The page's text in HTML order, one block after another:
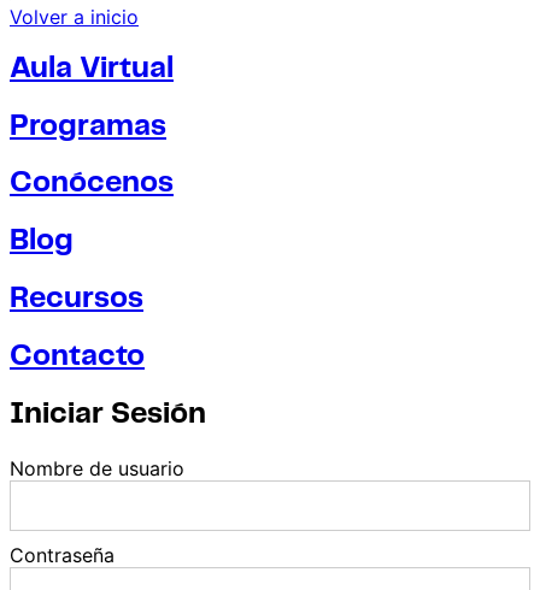
Volver a inicio
Aula Virtual
Programas
Conócenos
Blog
Recursos
Contacto
Iniciar Sesión
Nombre de usuario
Contraseña